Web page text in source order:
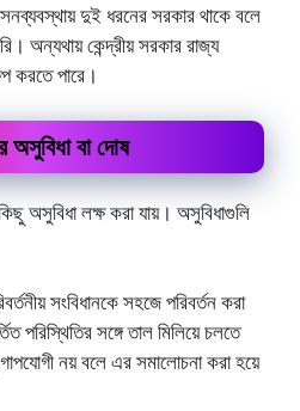
দুই ধরনের সরকার থাকে বলে
অন্যথায় কেন্দ্রীয় সরকার রাজ্য
করতে পারে।
অসুবিধা বা দোষ
অসুবিধা লক্ষ করা যায়। অসুবিধাগুলি
সংবিধানকে সহজে পরিবর্তন করা
পরিস্থিতির সঙ্গে তাল মিলিয়ে চলতে
নয় বলে এর সমালােচনা করা হয়ে